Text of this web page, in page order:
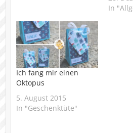
In
Ich fang mir einen
Oktopus
5. August 2015
In "Geschenktüte"